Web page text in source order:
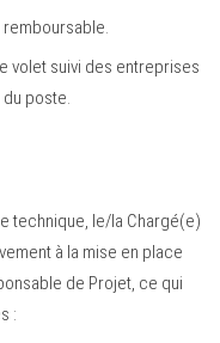
remboursable.
volet suivi des entreprises
poste.
technique, le/la Chargé(e)
à la mise en place
de Projet, ce qui
: